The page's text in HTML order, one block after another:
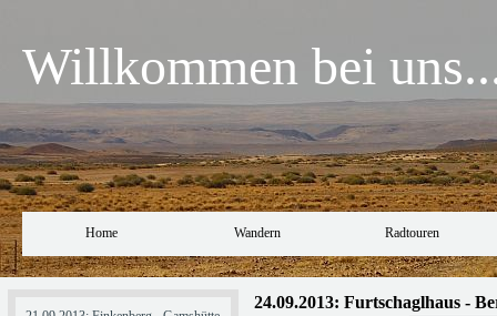
Home Wandern Radtouren
Willkommen bei
24.09.2013: Furtschaglhaus -